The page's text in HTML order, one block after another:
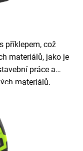
příklepem, což
materiálů, jako je
práce a
materiálů.